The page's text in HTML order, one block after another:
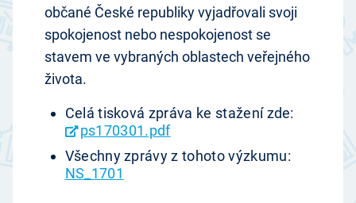
občané České republiky vyjadřovali svoji
spokojenost nebo nespokojenost se
stavem ve vybraných oblastech veřejného
života.
Celá tisková zpráva ke stažení zde:
ps170301.pdf
Všechny zprávy z tohoto výzkumu:
NS_1701